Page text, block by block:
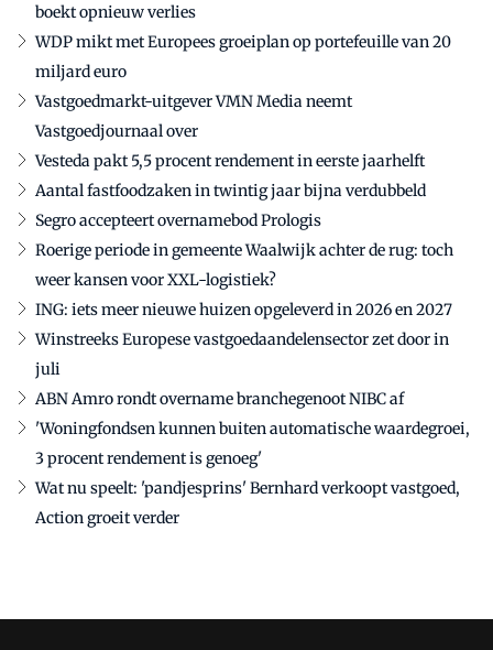
boekt opnieuw verlies
WDP mikt met Europees groeiplan op portefeuille van 20
miljard euro
Vastgoedmarkt-uitgever VMN Media neemt
Vastgoedjournaal over
Vesteda pakt 5,5 procent rendement in eerste jaarhelft
Aantal fastfoodzaken in twintig jaar bijna verdubbeld
Segro accepteert overnamebod Prologis
Roerige periode in gemeente Waalwijk achter de rug: toch
weer kansen voor XXL-logistiek?
ING: iets meer nieuwe huizen opgeleverd in 2026 en 2027
Winstreeks Europese vastgoedaandelensector zet door in
juli
ABN Amro rondt overname branchegenoot NIBC af
'Woningfondsen kunnen buiten automatische waardegroei,
3 procent rendement is genoeg'
Wat nu speelt: 'pandjesprins' Bernhard verkoopt vastgoed,
Action groeit verder